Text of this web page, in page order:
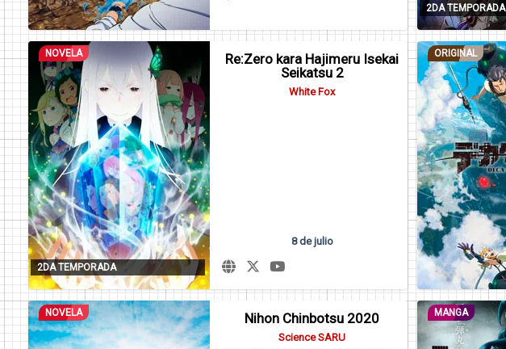
2DA TEMPORADA
NOVELA
2DA TEMPORADA
Re:Zero kara Hajimeru Isekai
Seikatsu 2
White Fox
8 de julio
ORIGINAL
NOVELA Nihon Chinbotsu 2020
Science SARU
MANGA